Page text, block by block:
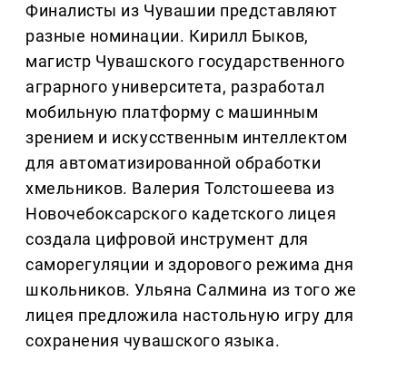
Финалисты из Чувашии представляют
разные номинации. Кирилл Быков,
магистр Чувашского государственного
аграрного университета, разработал
мобильную платформу с машинным
зрением и искусственным интеллектом
для автоматизированной обработки
хмельников. Валерия Толстошеева из
Новочебоксарского кадетского лицея
создала цифровой инструмент для
саморегуляции и здорового режима дня
школьников. Ульяна Салмина из того же
лицея предложила настольную игру для
сохранения чувашского языка.